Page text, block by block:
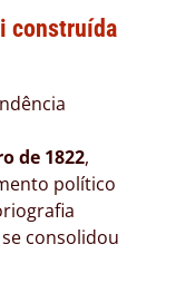
construída
de 1822,
político
consolidou